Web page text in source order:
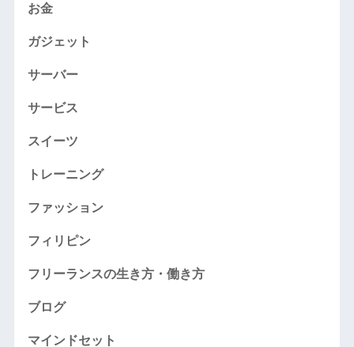
お金
ガジェット
サーバー
サービス
スイーツ
トレーニング
ファッション
フィリピン
フリーランスの生き方・働き方
ブログ
マインドセット